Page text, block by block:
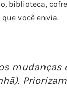
biblioteca,
você envia.
mudanças